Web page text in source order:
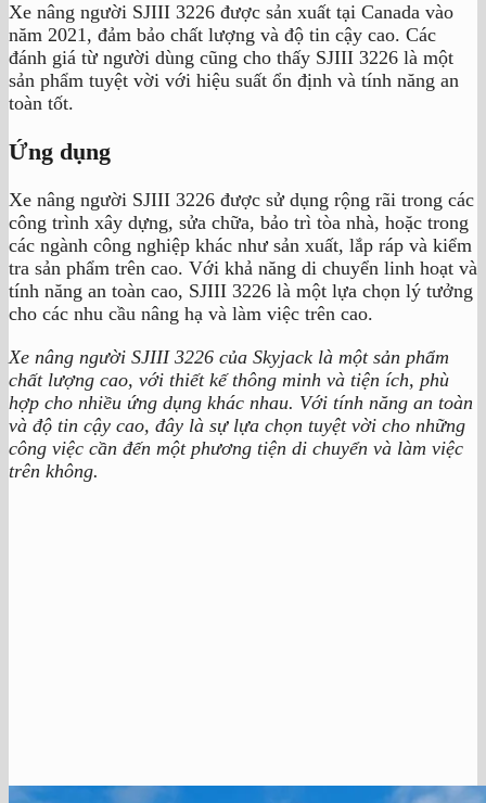
Xe nâng người SJIII 3226 được sản xuất tại Canada vào
năm 2021, đảm bảo chất lượng và độ tin cậy cao. Các
đánh giá từ người dùng cũng cho thấy SJIII 3226 là một
sản phẩm tuyệt vời với hiệu suất ổn định và tính năng an
toàn tốt.
Ứng dụng
Xe nâng người SJIII 3226 được sử dụng rộng rãi trong các
công trình xây dựng, sửa chữa, bảo trì tòa nhà, hoặc trong
các ngành công nghiệp khác như sản xuất, lắp ráp và kiểm
tra sản phẩm trên cao. Với khả năng di chuyển linh hoạt và
tính năng an toàn cao, SJIII 3226 là một lựa chọn lý tưởng
cho các nhu cầu nâng hạ và làm việc trên cao.
Xe nâng người SJIII 3226 của Skyjack là một sản phẩm
chất lượng cao, với thiết kế thông minh và tiện ích, phù
hợp cho nhiều ứng dụng khác nhau. Với tính năng an toàn
và độ tin cậy cao, đây là sự lựa chọn tuyệt vời cho những
công việc cần đến một phương tiện di chuyển và làm việc
trên không.